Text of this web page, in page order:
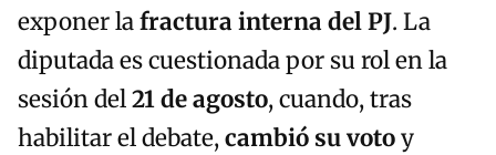
exponer lafractura interna del PJ. La
diputada es cuestionada por su rol en la
sesión del21 de agosto, cuando, tras
habilitar el debate,cambió su votoy